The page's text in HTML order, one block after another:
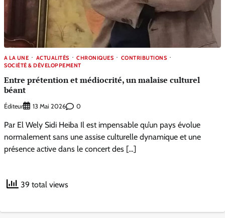
A LA UNE ACTUALITÉS CHRONIQUES
CONTRIBUTIONS
SOCIÉTÉ & DÉVELOPPEMENT
Entre prétention et médiocrité, un malaise culturel
béant
Éditeur 13 Mai 2026 0
Par El Wely Sidi Heiba Il est impensable qu’un pays évolue
normalement sans une assise culturelle dynamique et une
présence active dans le concert des […]
39 total views